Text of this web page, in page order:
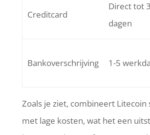
Creditcard
Direct tot 3
dagen
Bankoverschrijving 1-5
Zoals je ziet, combineert Litecoin
met lage kosten, wat het een